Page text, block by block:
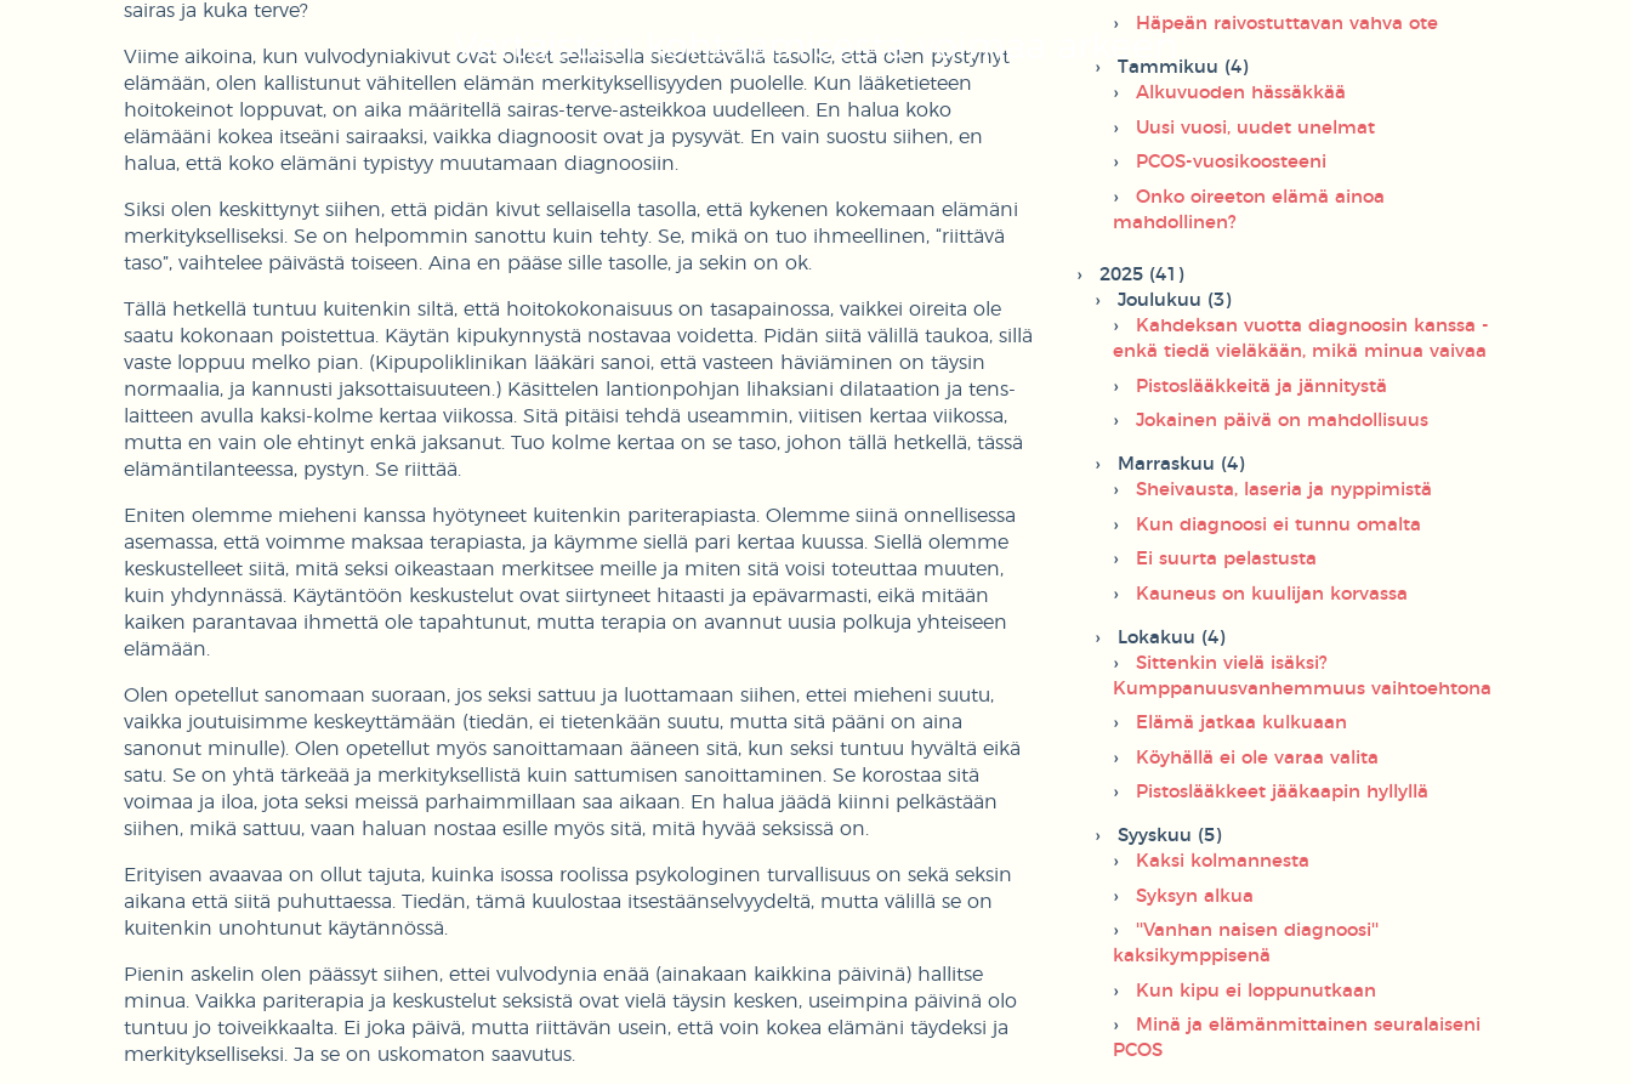
Vertaisten kohtaamisesta voimaa arkeen
sairas ja kuka terve?
Viime aikoina, kun vulvodyniakivut ovat olleet sellaisella siedettävällä tasolle, että olen pystynyt
elämään, olen kallistunut vähitellen elämän merkityksellisyyden puolelle. Kun lääketieteen
hoitokeinot loppuvat, on aika määritellä sairas-terve-asteikkoa uudelleen. En halua koko
elämääni kokea itseäni sairaaksi, vaikka diagnoosit ovat ja pysyvät. En vain suostu siihen, en
halua, että koko elämäni typistyy muutamaan diagnoosiin.
Siksi olen keskittynyt siihen, että pidän kivut sellaisella tasolla, että kykenen kokemaan elämäni
merkitykselliseksi. Se on helpommin sanottu kuin tehty. Se, mikä on tuo ihmeellinen, “riittävä
taso”, vaihtelee päivästä toiseen. Aina en pääse sille tasolle, ja sekin on ok.
Tällä hetkellä tuntuu kuitenkin siltä, että hoitokokonaisuus on tasapainossa, vaikkei oireita ole
saatu kokonaan poistettua. Käytän kipukynnystä nostavaa voidetta. Pidän siitä välillä taukoa, sillä
vaste loppuu melko pian. (Kipupoliklinikan lääkäri sanoi, että vasteen häviäminen on täysin
normaalia, ja kannusti jaksottaisuuteen.) Käsittelen lantionpohjan lihaksiani dilataation ja tens-
laitteen avulla kaksi-kolme kertaa viikossa. Sitä pitäisi tehdä useammin, viitisen kertaa viikossa,
mutta en vain ole ehtinyt enkä jaksanut. Tuo kolme kertaa on se taso, johon tällä hetkellä, tässä
elämäntilanteessa, pystyn. Se riittää.
Eniten olemme mieheni kanssa hyötyneet kuitenkin pariterapiasta. Olemme siinä onnellisessa
asemassa, että voimme maksaa terapiasta, ja käymme siellä pari kertaa kuussa. Siellä olemme
keskustelleet siitä, mitä seksi oikeastaan merkitsee meille ja miten sitä voisi toteuttaa muuten,
kuin yhdynnässä. Käytäntöön keskustelut ovat siirtyneet hitaasti ja epävarmasti, eikä mitään
kaiken parantavaa ihmettä ole tapahtunut, mutta terapia on avannut uusia polkuja yhteiseen
elämään.
Olen opetellut sanomaan suoraan, jos seksi sattuu ja luottamaan siihen, ettei mieheni suutu,
vaikka joutuisimme keskeyttämään (tiedän, ei tietenkään suutu, mutta sitä pääni on aina
sanonut minulle). Olen opetellut myös sanoittamaan ääneen sitä, kun seksi tuntuu hyvältä eikä
satu. Se on yhtä tärkeää ja merkityksellistä kuin sattumisen sanoittaminen. Se korostaa sitä
voimaa ja iloa, jota seksi meissä parhaimmillaan saa aikaan. En halua jäädä kiinni pelkästään
siihen, mikä sattuu, vaan haluan nostaa esille myös sitä, mitä hyvää seksissä on.
Erityisen avaavaa on ollut tajuta, kuinka isossa roolissa psykologinen turvallisuus on sekä seksin
aikana että siitä puhuttaessa. Tiedän, tämä kuulostaa itsestäänselvyydeltä, mutta välillä se on
kuitenkin unohtunut käytännössä.
Pienin askelin olen päässyt siihen, ettei vulvodynia enää (ainakaan kaikkina päivinä) hallitse
minua. Vaikka pariterapia ja keskustelut seksistä ovat vielä täysin kesken, useimpina päivinä olo
tuntuu jo toiveikkaalta. Ei joka päivä, mutta riittävän usein, että voin kokea elämäni täydeksi ja
merkitykselliseksi. Ja se on uskomaton saavutus.
Häpeän raivostuttavan vahva ote
Tammikuu (4)
Alkuvuoden hässäkkää
Uusi vuosi, uudet unelmat
PCOS-vuosikoosteeni
Onko oireeton elämä ainoa
mahdollinen?
2025 (41)
Joulukuu (3)
Kahdeksan vuotta diagnoosin kanssa -
enkä tiedä vieläkään, mikä minua vaivaa
Pistoslääkkeitä ja jännitystä
Jokainen päivä on mahdollisuus
Marraskuu (4)
Sheivausta, laseria ja nyppimistä
Kun diagnoosi ei tunnu omalta
Ei suurta pelastusta
Kauneus on kuulijan korvassa
Lokakuu (4)
Sittenkin vielä isäksi?
Kumppanuusvanhemmuus vaihtoehtona
Elämä jatkaa kulkuaan
Köyhällä ei ole varaa valita
Pistoslääkkeet jääkaapin hyllyllä
Syyskuu (5)
Kaksi kolmannesta
Syksyn alkua
''Vanhan naisen diagnoosi''
kaksikymppisenä
Kun kipu ei loppunutkaan
Minä ja elämänmittainen seuralaiseni
PCOS